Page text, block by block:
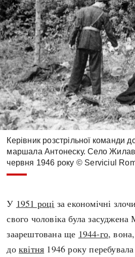
Керівник розстрільної команди
маршала Антонеску. Село
червня 1946 року © Serviciul
У 1951 році за економічні
свого чоловіка була
заарештована ще 1944-го,
доквітня 1946 року